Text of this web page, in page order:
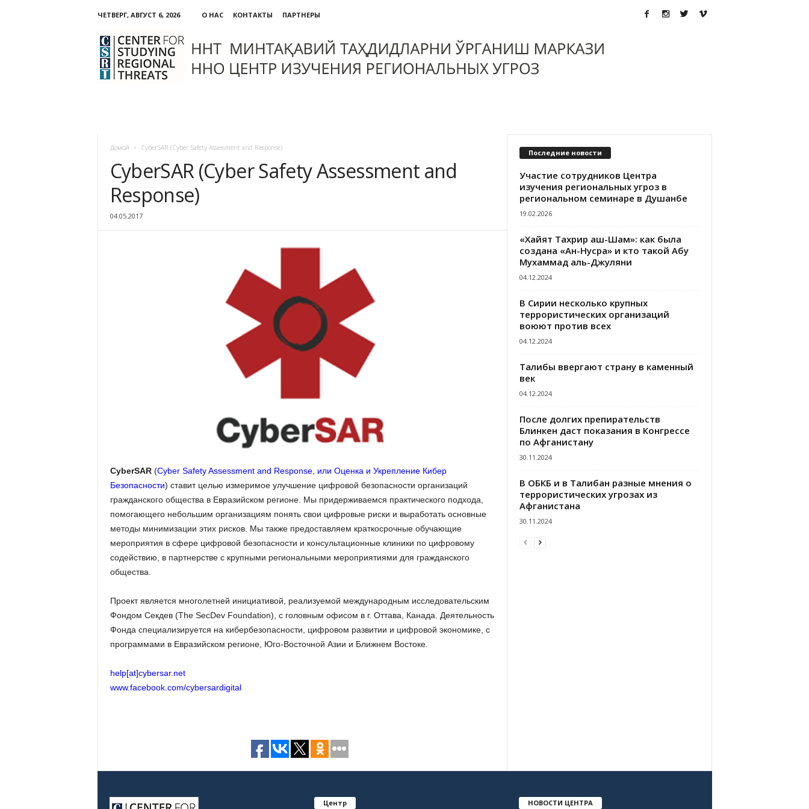
ЧЕТВЕРГ, АВГУСТ 6, 2026 О НАС КОНТАКТЫ
ПАРТНЕРЫ
Центр
изучения
региональных
угроз
Домой CyberSAR (Cyber Safety Assessment and Response)
CyberSAR (Cyber Safety Assessment and
Response)
04.05.2017
CyberSAR(Cyber Safety Assessment and Response, или Оценка и Укрепление Кибер
Безопасности) ставит целью измеримое улучшение цифровой безопасности организаций
гражданского общества в Евразийском регионе. Мы придерживаемся практического подхода,
помогающего небольшим организациям понять свои цифровые риски и выработать основные
методы минимизации этих рисков. Мы также предоставляем краткосрочные обучающие
мероприятия в сфере цифровой безопасности и консультационные клиники по цифровому
содействию, в партнерстве с крупными региональными мероприятиями для гражданского
общества.
Проект является многолетней инициативой, реализуемой международным исследовательским
Фондом Секдев (The SecDev Foundation), с головным офисом в г. Оттава, Канада. Деятельность
Фонда специализируется на кибербезопасности, цифровом развитии и цифровой экономике, с
программами в Евразийском регионе, Юго-Восточной Азии и Ближнем Востоке.
help[at]cybersar.net
www.facebook.com/cybersardigital
Последние новости
Участие сотрудников Центра
изучения региональных угроз в
региональном семинаре в Душанбе
19.02.2026
«Хайят Тахрир аш-Шам»: как была
создана «Ан-Нусра» и кто такой Абу
Мухаммад аль-Джуляни
04.12.2024
В Сирии несколько крупных
террористических организаций
воюют против всех
04.12.2024
Талибы ввергают страну в каменный
век
04.12.2024
После долгих препирательств
Блинкен даст показания в Конгрессе
по Афганистану
30.11.2024
В ОБКБ и в Талибан разные мнения о
террористических угрозах из
Афганистана
30.11.2024
Центр НОВОСТИ ЦЕНТРА